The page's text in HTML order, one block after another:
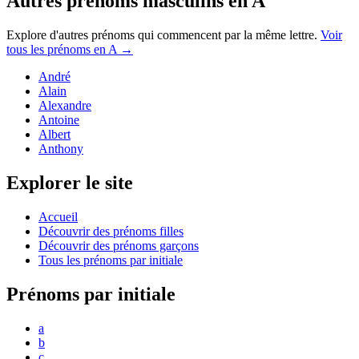
Explore d'autres prénoms qui commencent par la même lettre. Voir
tous les prénoms en A →
André
Alain
Alexandre
Antoine
Albert
Anthony
Explorer le site
Accueil
Découvrir des prénoms filles
Découvrir des prénoms garçons
Tous les prénoms par initiale
Prénoms par initiale
a
b